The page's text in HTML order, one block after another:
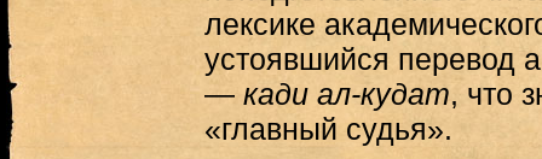
лексике
устоявшийся перевод
— кади ал-кудат, что
«главный судья».